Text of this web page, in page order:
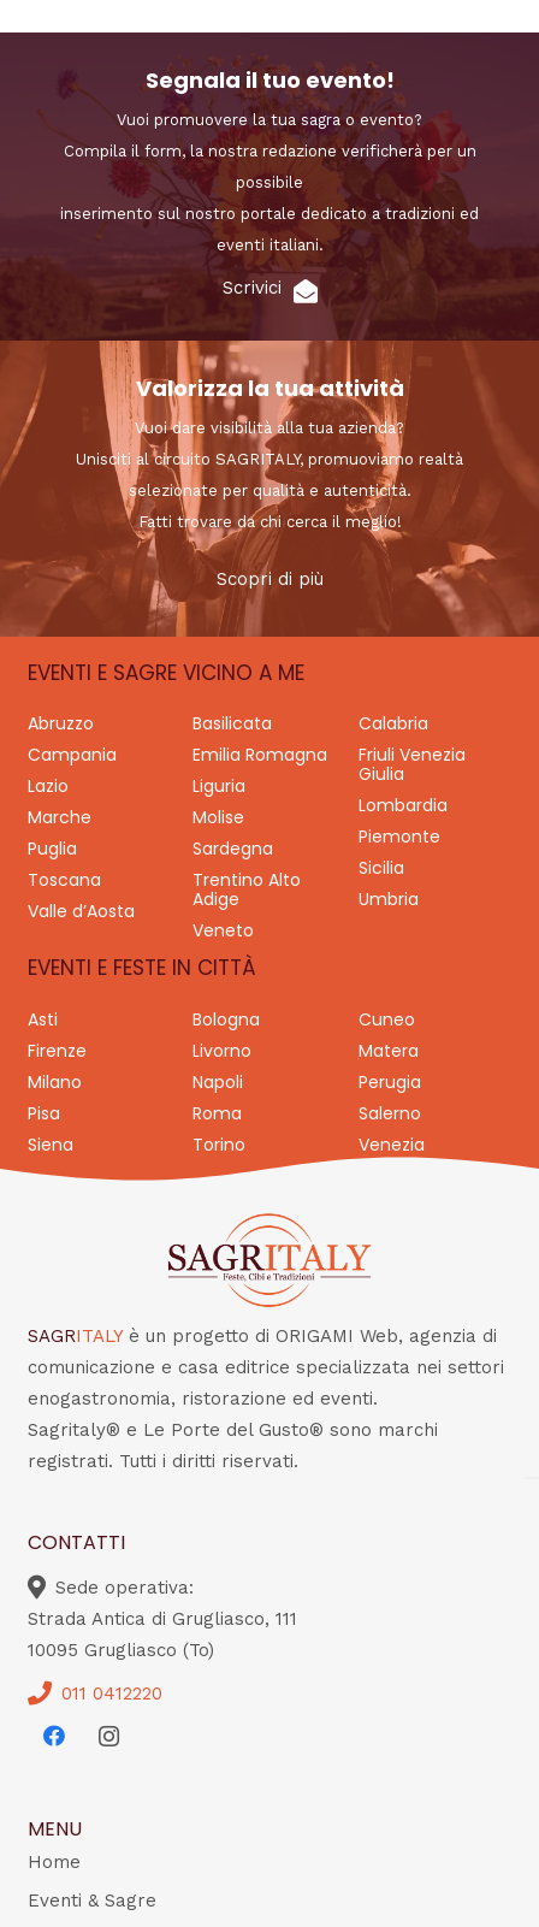
Segnala il tuo evento!
Vuoi promuovere la tua sagra o evento?
Compila il form, la nostra redazione verificherà per un
possibile
inserimento sul nostro portale dedicato a tradizioni ed
eventi italiani.
Scrivici
Valorizza la tua attività
Vuoi dare visibilità alla tua azienda?
Unisciti al circuito SAGRITALY, promuoviamo realtà
selezionate per qualità e autenticità.
Fatti trovare da chi cerca il meglio!
Scopri di più
EVENTI E SAGRE VICINO A ME
Abruzzo Basilicata
Calabria
Campania
Emilia Romagna
Friuli Venezia
Giulia
Lazio
Liguria
Lombardia
Marche
Molise
Piemonte
Puglia
Sardegna
Sicilia
Toscana
Trentino Alto
Adige
Umbria
Valle d’Aosta
Veneto
EVENTI E FESTE IN CITTÀ
Asti Bologna
Cuneo
Firenze
Livorno
Matera
Milano
Napoli
Perugia
Pisa
Roma
Salerno
Siena
Torino Venezia
SAGRITALY è un progetto di ORIGAMI Web, agenzia di
comunicazione e casa editrice specializzata nei settori
enogastronomia, ristorazione ed eventi.
Sagritaly® e Le Porte del Gusto® sono marchi
registrati. Tutti i diritti riservati.
CONTATTI
Sede operativa:
Strada Antica di Grugliasco, 111
10095 Grugliasco (To)
011 0412220
MENU
Home
Eventi & Sagre